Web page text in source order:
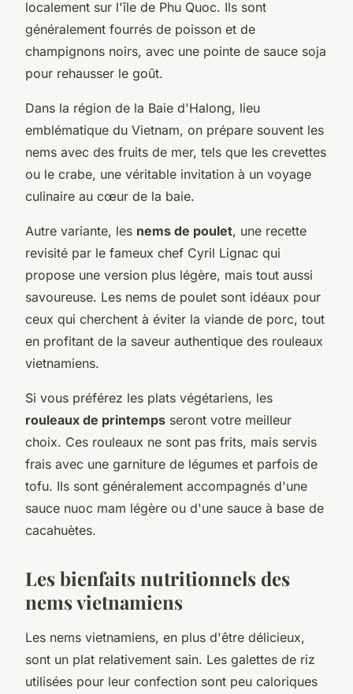
localement sur l'île de Phu Quoc. Ils sont
généralement fourrés de poisson et de
champignons noirs, avec une pointe de sauce soja
pour rehausser le goût.
Dans la région de la Baie d'Halong, lieu
emblématique du Vietnam, on prépare souvent les
nems avec des fruits de mer, tels que les crevettes
ou le crabe, une véritable invitation à un voyage
culinaire au cœur de la baie.
Autre variante, les nems de poulet, une recette
revisité par le fameux chef Cyril Lignac qui
propose une version plus légère, mais tout aussi
savoureuse. Les nems de poulet sont idéaux pour
ceux qui cherchent à éviter la viande de porc, tout
en profitant de la saveur authentique des rouleaux
vietnamiens.
Si vous préférez les plats végétariens, les
rouleaux de printemps seront votre meilleur
choix. Ces rouleaux ne sont pas frits, mais servis
frais avec une garniture de légumes et parfois de
tofu. Ils sont généralement accompagnés d'une
sauce nuoc mam légère ou d'une sauce à base de
cacahuètes.
Les bienfaits nutritionnels des
nems vietnamiens
Les nems vietnamiens, en plus d'être délicieux,
sont un plat relativement sain. Les galettes de riz
utilisées pour leur confection sont peu caloriques